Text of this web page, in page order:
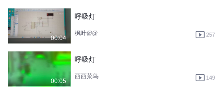
00:04
呼吸灯
枫叶@@ 257
00:05
呼吸灯
西西菜鸟 149